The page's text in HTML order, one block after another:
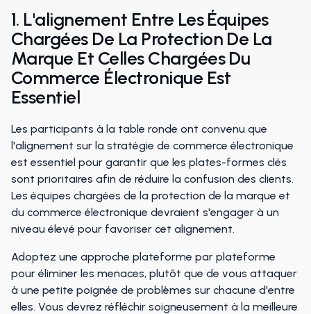
1. L'alignement Entre Les Équipes
Chargées De La Protection De La
Marque Et Celles Chargées Du
Commerce Électronique Est
Essentiel
Les participants à la table ronde ont convenu que
l'alignement sur la stratégie de commerce électronique
est essentiel pour garantir que les plates-formes clés
sont prioritaires afin de réduire la confusion des clients.
Les équipes chargées de la protection de la marque et
du commerce électronique devraient s'engager à un
niveau élevé pour favoriser cet alignement.
Adoptez une approche plateforme par plateforme
pour éliminer les menaces, plutôt que de vous attaquer
à une petite poignée de problèmes sur chacune d'entre
elles. Vous devrez réfléchir soigneusement à la meilleure